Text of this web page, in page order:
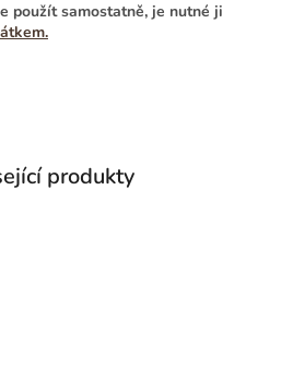
použít samostatně, je nutné ji
produkty